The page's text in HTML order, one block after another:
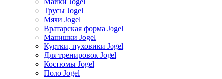
Майки Jogel
Трусы Jogel
Мячи Jogel
Вратарская форма Jogel
Манишки Jogel
Куртки, пуховики Jogel
Для тренировок Jogel
Костюмы Jogel
Поло Jogel